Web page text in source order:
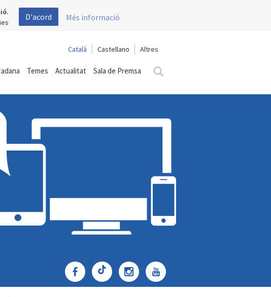
D'acord Més informació
Català Castellano
Temes Actualitat Sala de Premsa